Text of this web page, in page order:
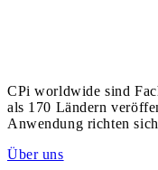
CPi worldwide sind
als 170 Ländern
Anwendung richten
Über uns